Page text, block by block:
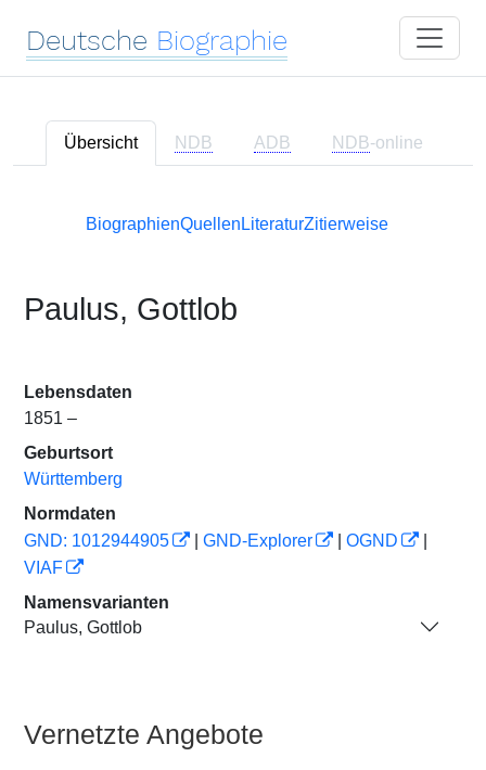
Deutsche Biographie
Übersicht NDB ADB NDB-online
BiographienQuellen LiteraturZitierweise
Paulus, Gottlob
Lebensdaten
1851 –
Geburtsort
Württemberg
Normdaten
GND: 1012944905
GND-Explorer OGND
VIAF
Namensvarianten
Paulus, Gottlob
Vernetzte Angebote